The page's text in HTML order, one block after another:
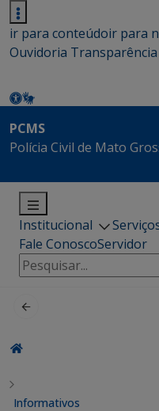
ir para conteúdoir para
Ouvidoria Transparência
PCMS
Polícia Civil de Mato
Institucional
Fale ConoscoServidor
Pesquisar
por:
Informativos